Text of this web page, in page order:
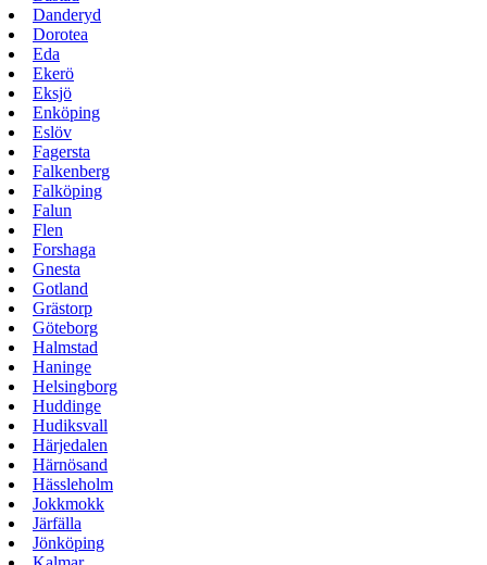
Danderyd
Dorotea
Eda
Ekerö
Eksjö
Enköping
Eslöv
Fagersta
Falkenberg
Falköping
Falun
Flen
Forshaga
Gnesta
Gotland
Grästorp
Göteborg
Halmstad
Haninge
Helsingborg
Huddinge
Hudiksvall
Härjedalen
Härnösand
Hässleholm
Jokkmokk
Järfälla
Jönköping